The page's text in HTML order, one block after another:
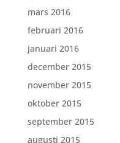
mars 2016
februari 2016
januari 2016
december 2015
november 2015
oktober 2015
september 2015
augusti 2015